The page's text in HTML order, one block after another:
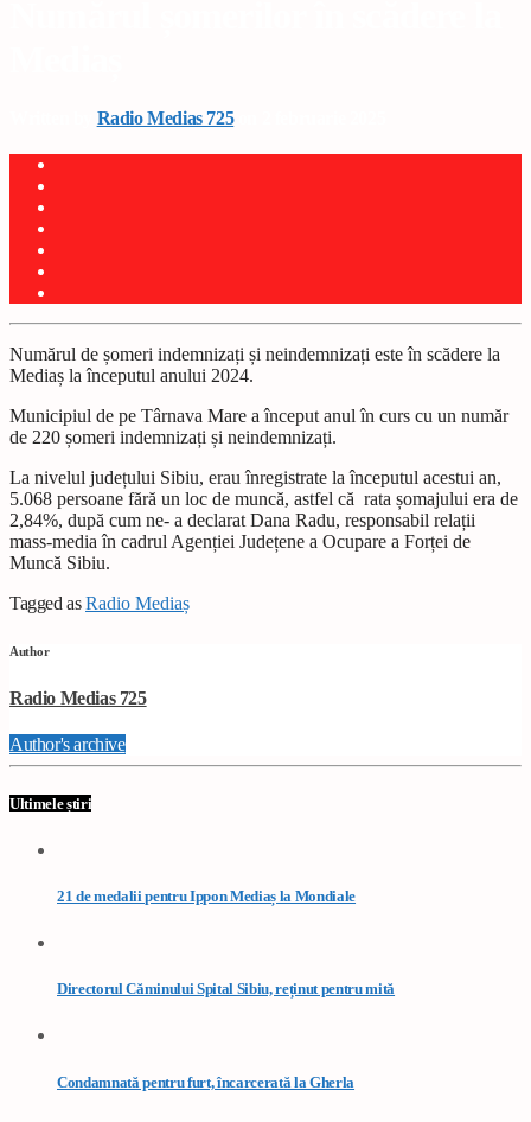
Radio Medias 725on 2 februarie 2025
Numărul de șomeri indemnizați și neindemnizați este în scădere la
Mediaș la începutul anului 2024.
Municipiul de pe Târnava Mare a început anul în curs cu un număr
de 220 șomeri indemnizați și neindemnizați.
La nivelul județului Sibiu, erau înregistrate la începutul acestui an,
5.068 persoane fără un loc de muncă, astfel că rata șomajului era de
2,84%, după cum ne- a declarat Dana Radu, responsabil relații
mass-media în cadrul Agenției Județene a Ocupare a Forței de
Muncă Sibiu.
Tagged asRadio Mediaș
Author
Radio Medias 725
Author's archive
Ultimele știri
21 de medalii pentru Ippon Mediaș la Mondiale
Directorul Căminului Spital Sibiu, reținut pentru mită
Condamnată pentru furt, încarcerată la Gherla